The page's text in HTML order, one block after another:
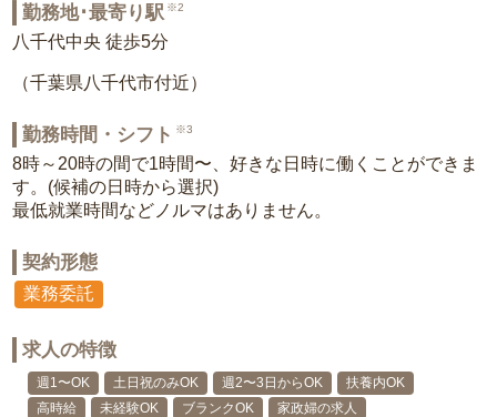
勤務地･最寄り駅 ※2
八千代中央 徒歩5分
（千葉県八千代市付近）
勤務時間・シフト ※3
8時～20時の間で1時間〜、好きな日時に働くことができま
す。(候補の日時から選択)
最低就業時間などノルマはありません。
契約形態
業務委託
求人の特徴
週1〜OK 土日祝のみOK 週2〜3日からOK
扶養内OK
高時給
未経験OK ブランクOK
家政婦の求人